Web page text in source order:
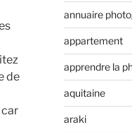
de
car
annuaire
appartement
apprendre la
aquitaine
araki